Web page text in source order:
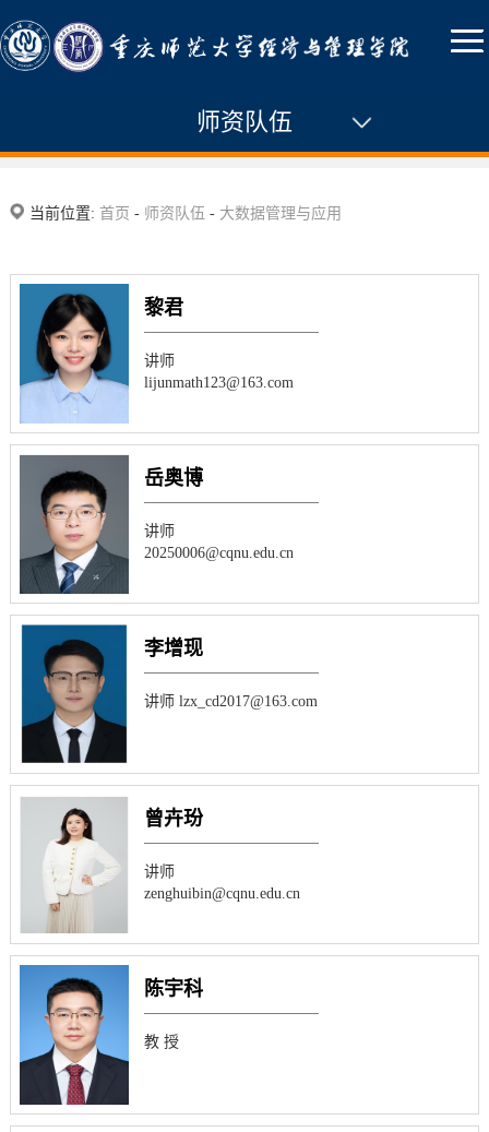
师资队伍
大数据管理与应用
当前位置: 首页 - 师资队伍 - 大数据管理与应用
黎君
讲师
lijunmath123@163.com
岳奥博
讲师
20250006@cqnu.edu.cn
李增现
讲师 lzx_cd2017@163.com
曾卉玢
讲师
zenghuibin@cqnu.edu.cn
陈宇科
教 授